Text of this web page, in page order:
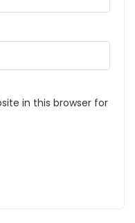
in this browser for